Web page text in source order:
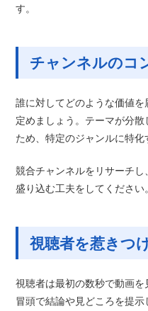
す。
チャンネルのコ
誰に対してどのような価値
定めましょう。テーマが分
ため、特定のジャンルに特化
競合チャンネルをリサーチ
盛り込む工夫をしてください。
視聴者を惹きつ
視聴者は最初の数秒で動画を
冒頭で結論や見どころを提